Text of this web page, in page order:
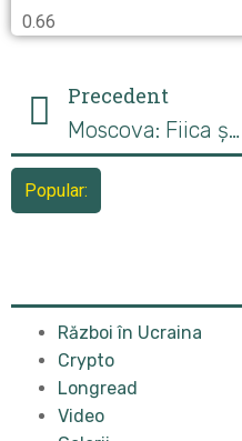
Precedent
Moscova: Fiica șefului Sberbank a renunțat la steagul Rusiei
Popular:
Război în Ucraina
Crypto
Longread
Video